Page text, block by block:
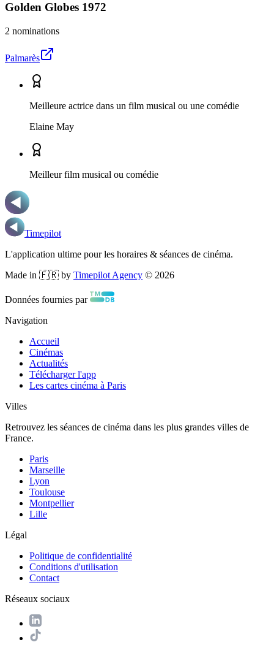
Golden Globes 1972
2 nominations
Palmarès
Meilleure actrice dans un film musical ou une comédie
Elaine May
Meilleur film musical ou comédie
Timepilot
L'application ultime pour les horaires & séances de cinéma.
Made in 🇫🇷 by Timepilot Agency © 2026
Données fournies par
Navigation
Accueil
Cinémas
Actualités
Télécharger l'app
Les cartes cinéma à Paris
Villes
Retrouvez les séances de cinéma dans les plus grandes villes de
France.
Paris
Marseille
Lyon
Toulouse
Montpellier
Lille
Légal
Politique de confidentialité
Conditions d'utilisation
Contact
Réseaux sociaux